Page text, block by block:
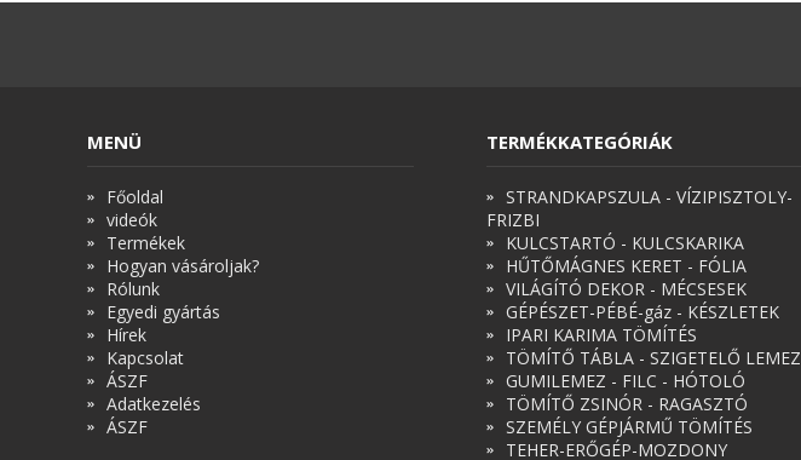
MENÜ
Főoldal
videók
Termékek
Hogyan vásároljak?
Rólunk
Egyedi gyártás
Hírek
Kapcsolat
ÁSZF
Adatkezelés
ÁSZF
TERMÉKKATEGÓRIÁK
STRANDKAPSZULA - VÍZIPISZTOLY-
FRIZBI
KULCSTARTÓ - KULCSKARIKA
HŰTŐMÁGNES KERET - FÓLIA
VILÁGÍTÓ DEKOR - MÉCSESEK
GÉPÉSZET-PÉBÉ-gáz - KÉSZLETEK
IPARI KARIMA TÖMÍTÉS
TÖMÍTŐ TÁBLA - SZIGETELŐ LEMEZ
GUMILEMEZ - FILC - HÓTOLÓ
TÖMÍTŐ ZSINÓR - RAGASZTÓ
SZEMÉLY GÉPJÁRMŰ TÖMÍTÉS
TEHER-ERŐGÉP-MOZDONY